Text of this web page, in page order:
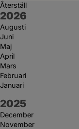
Återställ
År:
2026
Augusti
Juni
Maj
April
Mars
Februari
Januari
År:
2025
December
November